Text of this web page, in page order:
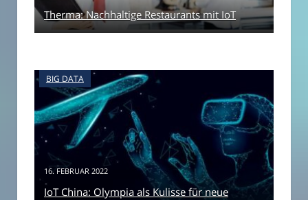
Therma: Nachhaltige Restaurants mit IoT
BIG DATA
16. FEBRUAR 2022
IoT China: Olympia als Kulisse für neue